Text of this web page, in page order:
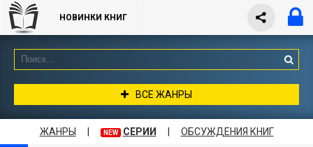
НОВИНКИ КНИГ
ВСЕ ЖАНРЫ
ЖАНРЫ NEW СЕРИИ ОБСУЖДЕНИЯ КНИГ